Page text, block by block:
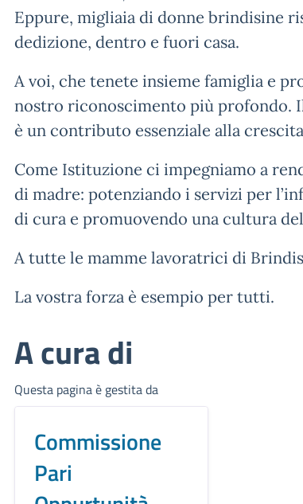
Eppure, migliaia di donne brindisine
dedizione, dentro e fuori casa.
A voi, che tenete insieme famiglia e
nostro riconoscimento più profondo.
è un contributo essenziale alla
Come Istituzione ci impegniamo a
di madre: potenziando i servizi per
di cura e promuovendo una cultura
A tutte le mamme lavoratrici di
La vostra forza è esempio per tutti.
A cura di
Questa pagina è gestita da
Commissione
Pari